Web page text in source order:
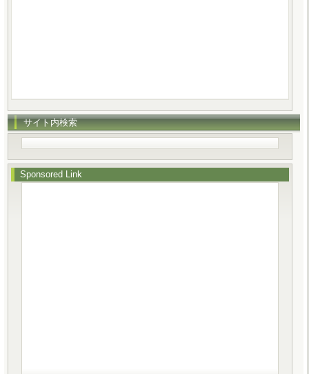
サイト内検索
Sponsored Link